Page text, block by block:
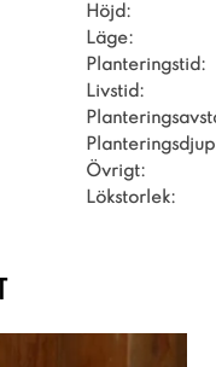
Höjd:
Läge:
Planteringstid:
Livstid:
Övrigt:
Lökstorlek: